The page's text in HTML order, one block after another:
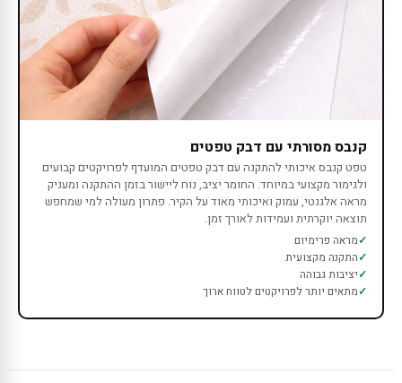
קנבס מסורתי עם דבק טפטים
טפט קנבס איכותי להתקנה עם דבק טפטים המועדף לפרויקטים קבועים
ולגימור מקצועי במיוחד. החומר יציב, נוח ליישור בזמן ההתקנה ומעניק
מראה אלגנטי, עמוק ואיכותי מאוד על הקיר. פתרון מעולה למי שמחפש
תוצאה יוקרתית ועמידות לאורך זמן.
מראה פרימיום
התקנה מקצועית
יציבות גבוהה
מתאים יותר לפרויקטים לטווח ארוך